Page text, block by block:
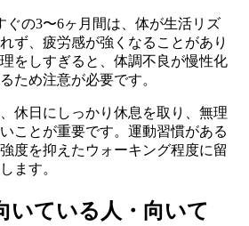
ぐの3〜6ヶ月間は、体が生活リズ
ず、疲労感が強くなることがあり
をしすぎると、体調不良が慢性化
ため注意が必要です。
休日にしっかり休息を取り、無理
ことが重要です。運動習慣がある
度を抑えたウォーキング程度に留
ます。
いている人・向いて